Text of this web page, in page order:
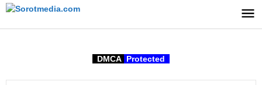
Lewati
konten
DMCA Protected